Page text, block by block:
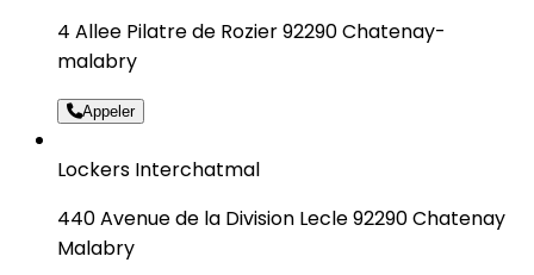
4 Allee Pilatre de Rozier 92290 Chatenay-
malabry
Appeler
Lockers Interchatmal
440 Avenue de la Division Lecle 92290 Chatenay
Malabry